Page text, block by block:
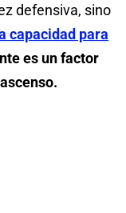
defensiva, sino
capacidad para
es un factor